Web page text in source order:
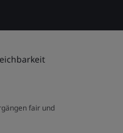
fair und